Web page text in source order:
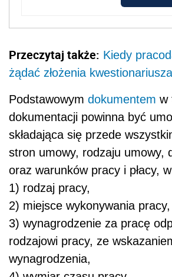
Przeczytaj także: Kiedy
żądać złożenia
Podstawowym dokumentem w
dokumentacji powinna być
składająca się przede
stron umowy, rodzaju umowy,
oraz warunków pracy i płacy,
1) rodzaj pracy,
2) miejsce wykonywania pracy,
3) wynagrodzenie za pracę
rodzajowi pracy, ze
wynagrodzenia,